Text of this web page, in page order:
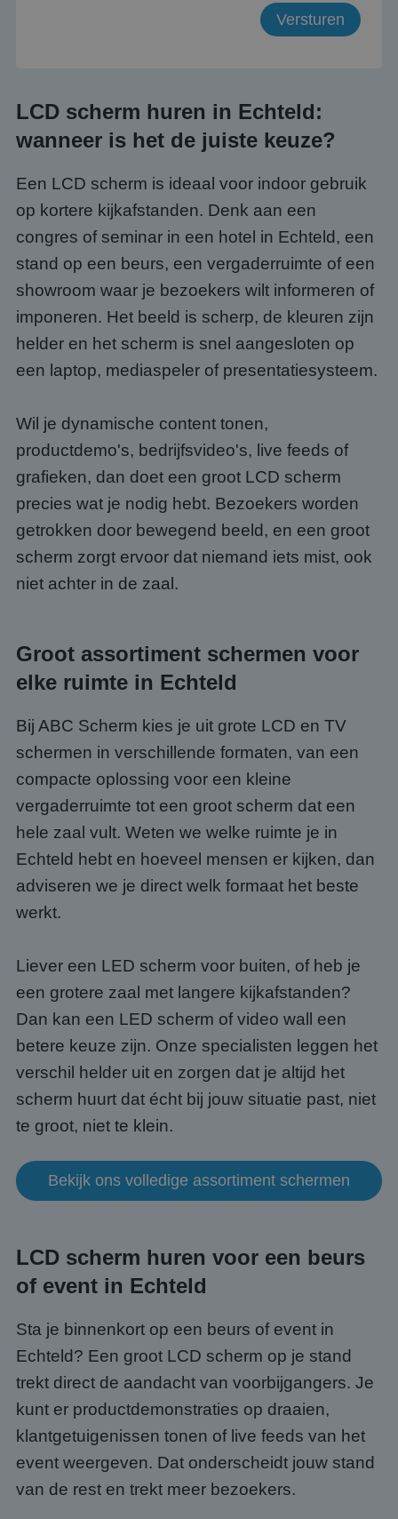
LCD scherm huren in Echteld:
wanneer is het de juiste keuze?
Een LCD scherm is ideaal voor indoor gebruik
op kortere kijkafstanden. Denk aan een
congres of seminar in een hotel in Echteld, een
stand op een beurs, een vergaderruimte of een
showroom waar je bezoekers wilt informeren of
imponeren. Het beeld is scherp, de kleuren zijn
helder en het scherm is snel aangesloten op
een laptop, mediaspeler of presentatiesysteem.
Wil je dynamische content tonen,
productdemo's, bedrijfsvideo's, live feeds of
grafieken, dan doet een groot LCD scherm
precies wat je nodig hebt. Bezoekers worden
getrokken door bewegend beeld, en een groot
scherm zorgt ervoor dat niemand iets mist, ook
niet achter in de zaal.
Groot assortiment schermen voor
elke ruimte in Echteld
Bij ABC Scherm kies je uit grote LCD en TV
schermen in verschillende formaten, van een
compacte oplossing voor een kleine
vergaderruimte tot een groot scherm dat een
hele zaal vult. Weten we welke ruimte je in
Echteld hebt en hoeveel mensen er kijken, dan
adviseren we je direct welk formaat het beste
werkt.
Liever een LED scherm voor buiten, of heb je
een grotere zaal met langere kijkafstanden?
Dan kan een LED scherm of video wall een
betere keuze zijn. Onze specialisten leggen het
verschil helder uit en zorgen dat je altijd het
scherm huurt dat écht bij jouw situatie past, niet
te groot, niet te klein.
Bekijk ons volledige assortiment schermen
LCD scherm huren voor een beurs
of event in Echteld
Sta je binnenkort op een beurs of event in
Echteld? Een groot LCD scherm op je stand
trekt direct de aandacht van voorbijgangers. Je
kunt er productdemonstraties op draaien,
klantgetuigenissen tonen of live feeds van het
event weergeven. Dat onderscheidt jouw stand
van de rest en trekt meer bezoekers.